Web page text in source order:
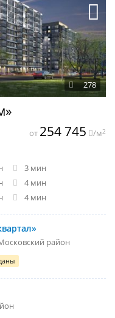
278
3 мин
4 мин
4 мин
от 254 745 /м2
район